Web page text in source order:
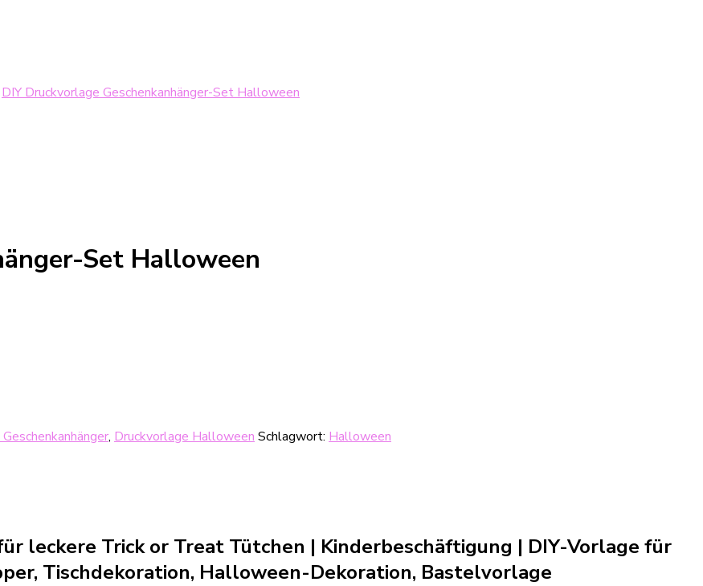
DIY Druckvorlage Geschenkanhänger-Set Halloween
Set Halloween
, Druckvorlage Halloween Schlagwort: Halloween
leckere Trick or Treat Tütchen | Kinderbeschäftigung | DIY-Vorlage für
Tischdekoration, Halloween-Dekoration, Bastelvorlage